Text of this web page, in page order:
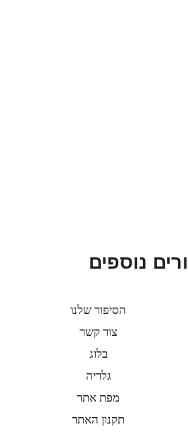
נוספים
הסיפור שלנו
צור קשר
בלוג
גלריה
מפת אתר
תקנון האתר